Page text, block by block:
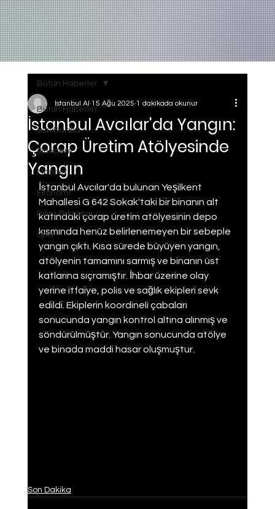
Bütün Haberler
Son Dakika
Gundem
Manset
Ekonomi
Bilim Teknoloji
Spor
Bütün Haberler
İstanbul Avcılar'da Yangın:
Çorap Üretim Atölyesinde
Yangın
Istanbul AI 15 Ağu 2025 1 dakikada okunur
İstanbul Avcılar'da bulunan Yeşilkent
Mahallesi G 642 Sokak'taki bir binanın alt
katındaki çorap üretim atölyesinin depo
kısmında henüz belirlenemeyen bir sebeple
yangın çıktı. Kısa sürede büyüyen yangın,
atölyenin tamamını sarmış ve binanın üst
katlarına sıçramıştır. İhbar üzerine olay
yerine itfaiye, polis ve sağlık ekipleri sevk
edildi. Ekiplerin koordineli çabaları
sonucunda yangın kontrol altına alınmış ve
söndürülmüştür. Yangın sonucunda atölye
ve binada maddi hasar oluşmuştur.
Son Dakika